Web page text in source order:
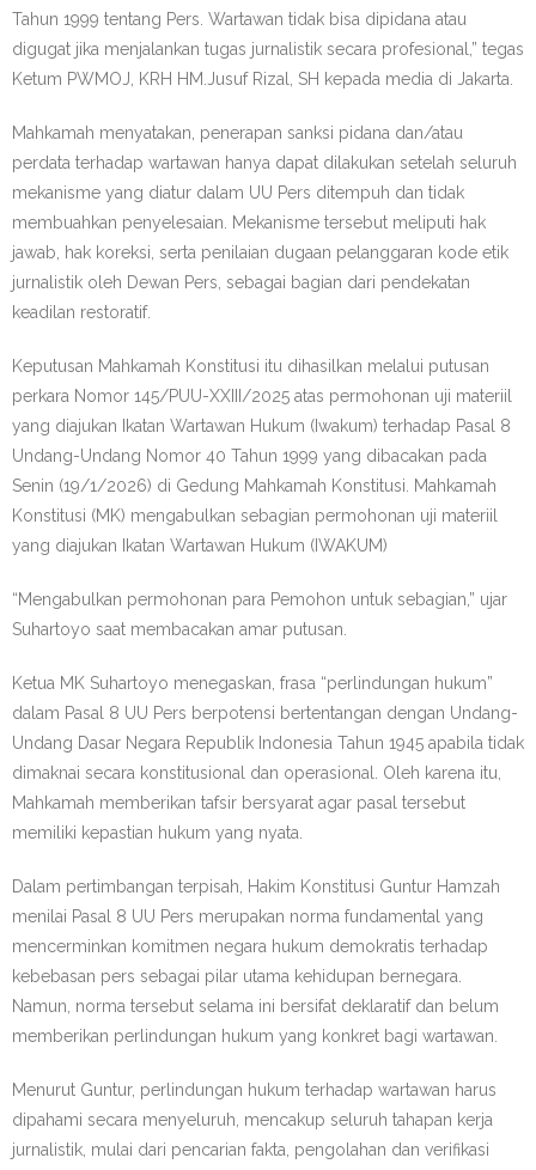
Tahun 1999 tentang Pers. Wartawan tidak bisa dipidana atau
digugat jika menjalankan tugas jurnalistik secara profesional,” tegas
Ketum PWMOJ, KRH HM.Jusuf Rizal, SH kepada media di Jakarta.
Mahkamah menyatakan, penerapan sanksi pidana dan/atau
perdata terhadap wartawan hanya dapat dilakukan setelah seluruh
mekanisme yang diatur dalam UU Pers ditempuh dan tidak
membuahkan penyelesaian. Mekanisme tersebut meliputi hak
jawab, hak koreksi, serta penilaian dugaan pelanggaran kode etik
jurnalistik oleh Dewan Pers, sebagai bagian dari pendekatan
keadilan restoratif.
Keputusan Mahkamah Konstitusi itu dihasilkan melalui putusan
perkara Nomor 145/PUU-XXIII/2025 atas permohonan uji materiil
yang diajukan Ikatan Wartawan Hukum (Iwakum) terhadap Pasal 8
Undang-Undang Nomor 40 Tahun 1999 yang dibacakan pada
Senin (19/1/2026) di Gedung Mahkamah Konstitusi. Mahkamah
Konstitusi (MK) mengabulkan sebagian permohonan uji materiil
yang diajukan Ikatan Wartawan Hukum (IWAKUM)
“Mengabulkan permohonan para Pemohon untuk sebagian,” ujar
Suhartoyo saat membacakan amar putusan.
Ketua MK Suhartoyo menegaskan, frasa “perlindungan hukum”
dalam Pasal 8 UU Pers berpotensi bertentangan dengan Undang-
Undang Dasar Negara Republik Indonesia Tahun 1945 apabila tidak
dimaknai secara konstitusional dan operasional. Oleh karena itu,
Mahkamah memberikan tafsir bersyarat agar pasal tersebut
memiliki kepastian hukum yang nyata.
Dalam pertimbangan terpisah, Hakim Konstitusi Guntur Hamzah
menilai Pasal 8 UU Pers merupakan norma fundamental yang
mencerminkan komitmen negara hukum demokratis terhadap
kebebasan pers sebagai pilar utama kehidupan bernegara.
Namun, norma tersebut selama ini bersifat deklaratif dan belum
memberikan perlindungan hukum yang konkret bagi wartawan.
Menurut Guntur, perlindungan hukum terhadap wartawan harus
dipahami secara menyeluruh, mencakup seluruh tahapan kerja
jurnalistik, mulai dari pencarian fakta, pengolahan dan verifikasi